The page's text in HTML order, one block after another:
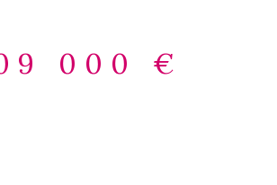
63 m² situé au 1er étage offrant
000 €